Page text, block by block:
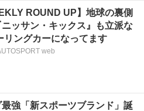
ROUND UP】地球の裏側
ッサン・キックス』も立派な
リングカーになってます
web
強「新スポーツブランド」誕